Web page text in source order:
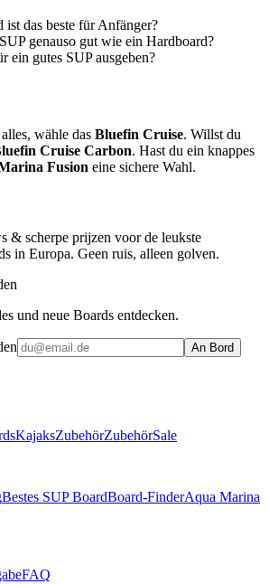
ist das beste für Anfänger?
genauso gut wie ein Hardboard?
ein gutes SUP ausgeben?
wähle das Bluefin Cruise. Willst du
Cruise Carbon. Hast du ein knappes
Fusion eine sichere Wahl.
& scherpe prijzen voor de leukste
in Europa. Geen ruis, alleen golven.
und neue Boards entdecken.
An Bord
KajaksZubehörZubehörSale
Bestes SUP BoardBoard-FinderAqua Marina
FAQ